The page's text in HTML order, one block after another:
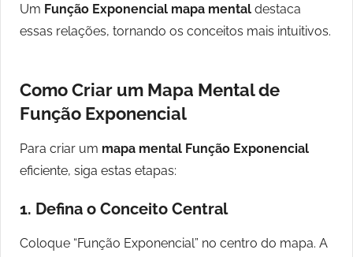
Um Função Exponencial mapa mental destaca
essas relações, tornando os conceitos mais intuitivos.
Como Criar um Mapa Mental de
Função Exponencial
Para criar um mapa mental Função Exponencial
eficiente, siga estas etapas:
1. Defina o Conceito Central
Coloque “Função Exponencial” no centro do mapa. A